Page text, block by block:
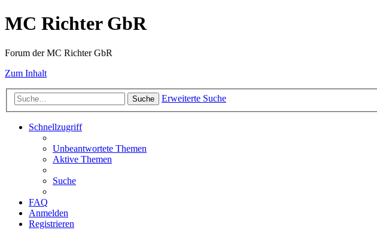
MC Richter GbR
Forum der MC Richter GbR
Zum Inhalt
Suche Erweiterte Suche
Schnellzugriff
Unbeantwortete Themen
Aktive Themen
Suche
FAQ
Anmelden
Registrieren